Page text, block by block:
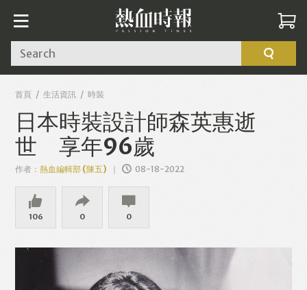
Search
首頁 生活資訊 時裝
日本時裝設計師森英惠逝
世 享年96歲
作者：熱血編輯部 (陳五) 08-18-2022
106 0 0